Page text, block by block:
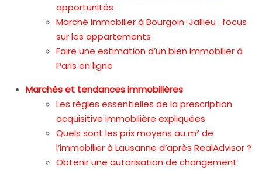
opportunités
Marché immobilier à Bourgoin-Jallieu : focus
sur les appartements
Faire une estimation d’un bien immobilier à
Paris en ligne
Marchés et tendances immobilières
Les règles essentielles de la prescription
acquisitive immobilière expliquées
Quels sont les prix moyens au m² de
l’immobilier à Lausanne d’après RealAdvisor ?
Obtenir une autorisation de changement